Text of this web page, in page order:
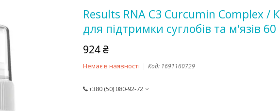
Results RNA C3 Curcumin Complex /
для підтримки суглобів та м'язів
924 ₴
Немає в наявності Код: 1691160729
+380 (50) 080-92-72